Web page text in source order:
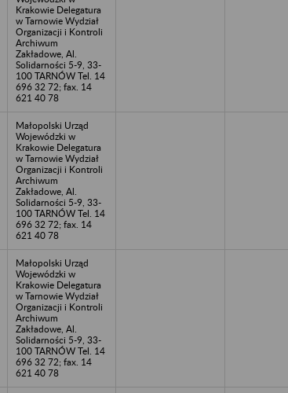
Krakowie Delegatura
w Tarnowie Wydział
Organizacji i Kontroli
Archiwum
Zakładowe, Al.
Solidarności 5-9, 33-
100 TARNÓW Tel. 14
696 32 72; fax. 14
621 40 78
Małopolski Urząd
Wojewódzki w
Krakowie Delegatura
w Tarnowie Wydział
Organizacji i Kontroli
Archiwum
Zakładowe, Al.
Solidarności 5-9, 33-
100 TARNÓW Tel. 14
696 32 72; fax. 14
621 40 78
Małopolski Urząd
Wojewódzki w
Krakowie Delegatura
w Tarnowie Wydział
Organizacji i Kontroli
Archiwum
Zakładowe, Al.
Solidarności 5-9, 33-
100 TARNÓW Tel. 14
696 32 72; fax. 14
621 40 78